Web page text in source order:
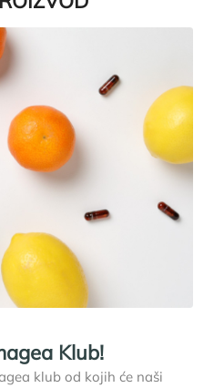
Klub!
klub od kojih će naši